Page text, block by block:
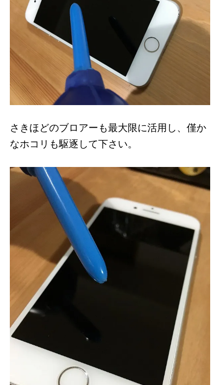
さきほどのブロアーも最大限に活用し、僅か
なホコリも駆逐して下さい。